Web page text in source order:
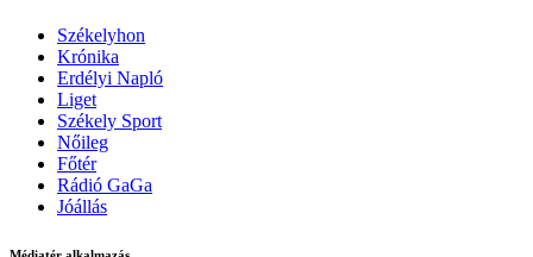
Székelyhon
Krónika
Erdélyi Napló
Liget
Székely Sport
Nőileg
Főtér
Rádió GaGa
Jóállás